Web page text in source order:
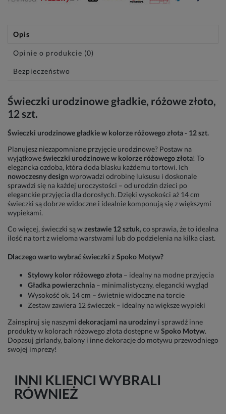
Opis
Opinie o produkcie (0)
Bezpieczeństwo
Świeczki urodzinowe gładkie, różowe złoto,
12 szt.
Świeczki urodzinowe gładkie w kolorze różowego złota - 12 szt.
Planujesz niezapomniane przyjęcie urodzinowe? Postaw na
wyjątkoweświeczki urodzinowe w kolorze różowego złota! To
elegancka ozdoba, która doda blasku każdemu tortowi. Ich
nowoczesny design wprowadzi odrobinę luksusu i doskonale
sprawdzi się na każdej uroczystości – od urodzin dzieci po
eleganckie przyjęcia dla dorosłych. Dzięki wysokości aż 14 cm
świeczki są dobrze widoczne i idealnie komponują się z większymi
wypiekami.
Co więcej, świeczki są wzestawie 12 sztuk, co sprawia, że to idealna
ilość na tort z wieloma warstwami lub do podzielenia na kilka ciast.
Dlaczego warto wybrać świeczki z Spoko Motyw?
Stylowy kolor różowego złota – idealny na modne przyjęcia
Gładka powierzchnia – minimalistyczny, elegancki wygląd
Wysokość ok. 14 cm – świetnie widoczne na torcie
Zestaw zawiera 12 świeczek – idealny na większe wypieki
Zainspiruj się naszymi dekoracjami na urodziny i sprawdź inne
produkty w kolorach różowego złota dostępne wSpoko Motyw.
Dopasuj girlandy, balony i inne dekoracje do motywu przewodniego
swojej imprezy!
INNI KLIENCI WYBRALI
RÓWNIEŻ